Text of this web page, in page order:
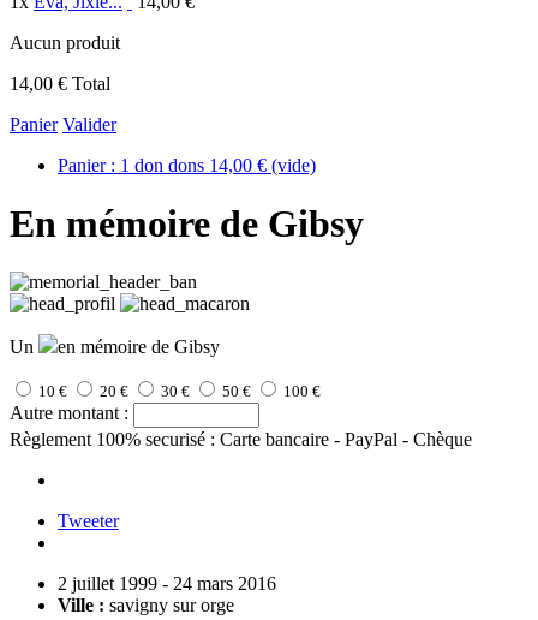
Aucun produit
14,00 € Total
Panier Valider
Panier : 1 don dons 14,00 € (vide)
En mémoire de Gibsy
Un en mémoire de Gibsy
10 € 20 € 30 € 50 € 100 €
Autre montant :
Règlement 100% securisé : Carte bancaire - PayPal - Chèque
Tweeter
2 juillet 1999 - 24 mars 2016
Ville : savigny sur orge